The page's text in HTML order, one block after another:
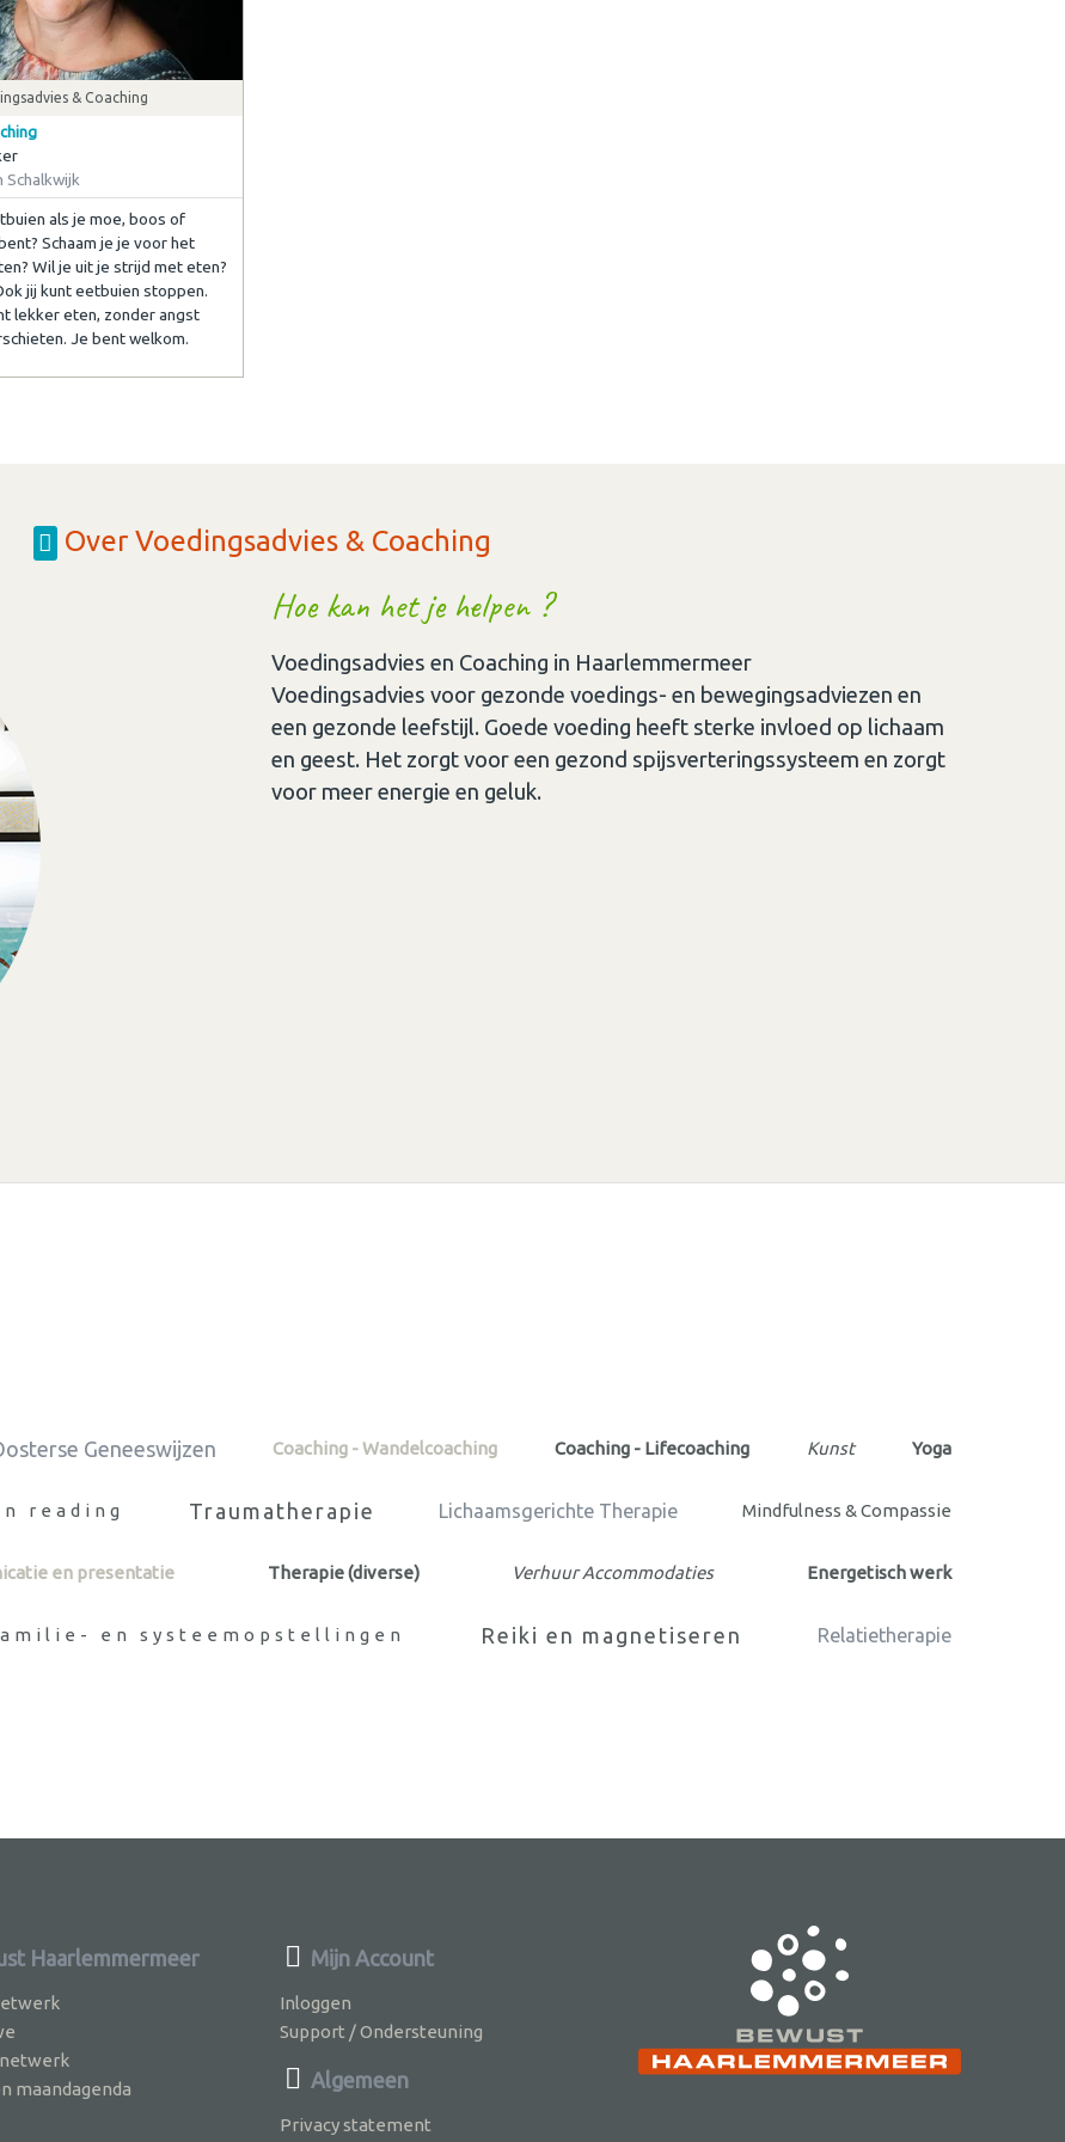
& Coaching
Schalkwijk
als je moe, boos of
Schaam je je voor het
Wil je uit je strijd met eten?
jij kunt eetbuien stoppen.
lekker eten, zonder angst
Je bent welkom.
Over Voedingsadvies & Coaching
Hoe kan het je helpen ?
Voedingsadvies en Coaching in Haarlemmermeer
Voedingsadvies voor gezonde voedings- en bewegingsadviezen en
een gezonde leefstijl. Goede voeding heeft sterke invloed op lichaam
en geest. Het zorgt voor een gezond spijsverteringssysteem en zorgt
voor meer energie en geluk.
Geneeswijzen Coaching - Wandelcoaching Coaching - Lifecoaching Kunst Yoga
reading Traumatherapie Lichaamsgerichte Therapie Mindfulness & Compassie
en presentatie Therapie (diverse) Verhuur Accommodaties Energetisch werk
en systeemopstellingen Reiki en magnetiseren Relatietherapie
Haarlemmermeer
maandagenda
Mijn Account
Inloggen
Support / Ondersteuning
Algemeen
Privacy statement